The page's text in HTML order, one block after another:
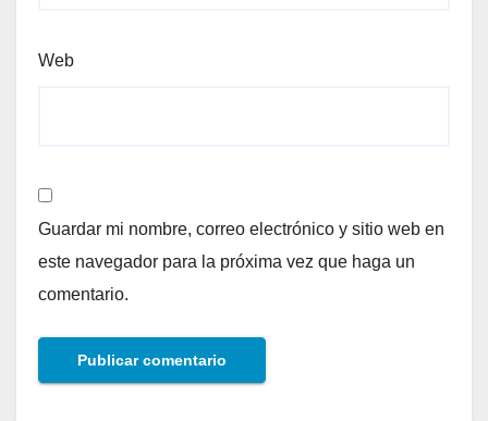
Web
Guardar mi nombre, correo electrónico y sitio web en
este navegador para la próxima vez que haga un
comentario.